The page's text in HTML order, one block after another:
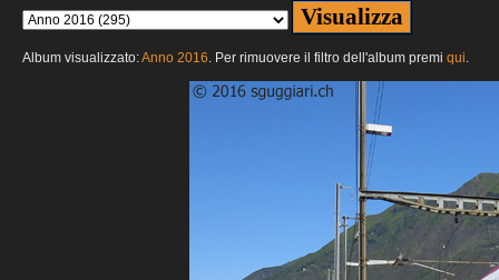
Album visualizzato:Anno 2016. Per rimuovere il filtro dell'album premi qui.